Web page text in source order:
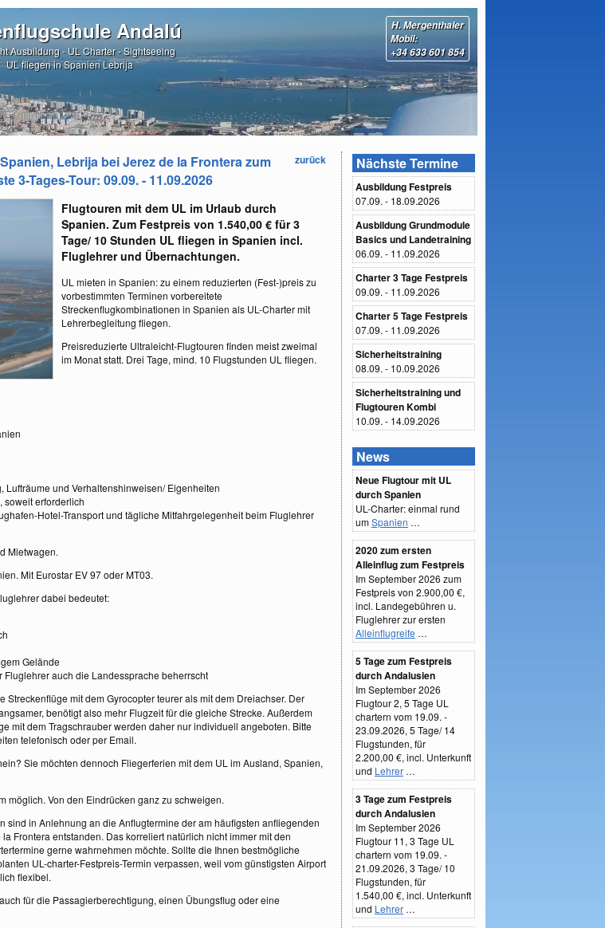
H. Mergenthaler
Mobil:
+34 633 601 854
Andalú
Ausbildung - UL Charter - Sightseeing
UL fliegen in Spanien Lebrija
Nächste Termine
Ausbildung Festpreis
07.09. - 18.09.2026
Ausbildung Grundmodule
Basics und Landetraining
06.09. - 11.09.2026
Charter 3 Tage Festpreis
09.09. - 11.09.2026
Charter 5 Tage Festpreis
07.09. - 11.09.2026
Sicherheitstraining
08.09. - 10.09.2026
Sicherheitstraining und
Flugtouren Kombi
10.09. - 14.09.2026
News
Neue Flugtour mit UL
durch Spanien
UL-Charter: einmal rund
umSpanien …
2020 zum ersten
Alleinflug zum Festpreis
Im September 2026 zum
Festpreis von 2.900,00 €,
incl. Landegebühren u.
Fluglehrer zur ersten
Alleinflugreife …
5 Tage zum Festpreis
durch Andalusien
Im September 2026
Flugtour 2, 5 Tage UL
chartern vom 19.09. -
23.09.2026, 5 Tage/ 14
Flugstunden, für
2.200,00 €, incl. Unterkunft
und Lehrer …
3 Tage zum Festpreis
durch Andalusien
Im September 2026
Flugtour 11, 3 Tage UL
chartern vom 19.09. -
21.09.2026, 3 Tage/ 10
Flugstunden, für
1.540,00 €, incl. Unterkunft
und Lehrer …
zurück
Lebrija bei Jerez de la Frontera zum
3-Tages-Tour: 09.09. - 11.09.2026
Flugtouren mit dem UL im Urlaub durch
Spanien. Zum Festpreis von 1.540,00 € für 3
Tage/ 10 Stunden UL fliegen in Spanien incl.
Fluglehrer und Übernachtungen.
UL mieten in Spanien: zu einem reduzierten (Fest-)preis zu
vorbestimmten Terminen vorbereitete
Streckenflugkombinationen in Spanien als UL-Charter mit
Lehrerbegleitung fliegen.
Preisreduzierte Ultraleicht-Flugtouren finden meist zweimal
im Monat statt. Drei Tage, mind. 10 Flugstunden UL fliegen.
und Verhaltenshinweisen/ Eigenheiten
soweit erforderlich
Hotel-Transport und tägliche Mitfahrgelegenheit beim Fluglehrer
Mietwagen.
Mit Eurostar EV 97 oder MT03.
dabei bedeutet:
Gelände
auch die Landessprache beherrscht
Streckenflüge mit dem Gyrocopter teurer als mit dem Dreiachser. Der
benötigt also mehr Flugzeit für die gleiche Strecke. Außerdem
mit dem Tragschrauber werden daher nur individuell angeboten. Bitte
telefonisch oder per Email.
Sie möchten dennoch Fliegerferien mit dem UL im Ausland, Spanien,
möglich. Von den Eindrücken ganz zu schweigen.
sind in Anlehnung an die Anflugtermine der am häufigsten anfliegenden
Frontera entstanden. Das korreliert natürlich nicht immer mit den
gerne wahrnehmen möchte. Sollte die Ihnen bestmögliche
UL-charter-Festpreis-Termin verpassen, weil vom günstigsten Airport
flexibel.
für die Passagierberechtigung, einen Übungsflug oder eine